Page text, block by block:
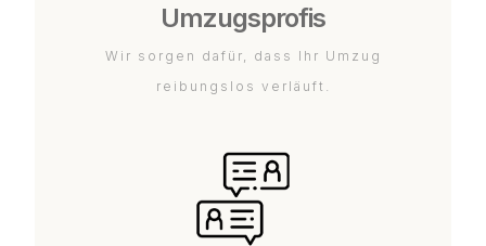
Umzugsprofis
Wir sorgen dafür, dass Ihr Umzug
reibungslos verläuft.